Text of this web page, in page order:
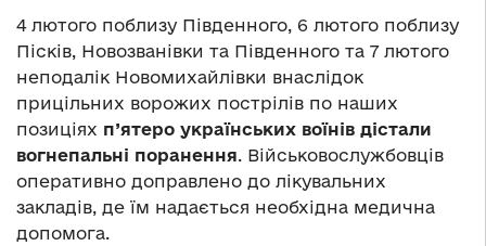
4 лютого поблизу Південного, 6 лютого поблизу
Пісків, Новозванівки та Південного та 7 лютого
неподалік Новомихайлівки внаслідок
прицільних ворожих пострілів по наших
позиціях п’ятеро українських воїнів дістали
вогнепальні поранення. Військовослужбовців
оперативно доправлено до лікувальних
закладів, де їм надається необхідна медична
допомога.